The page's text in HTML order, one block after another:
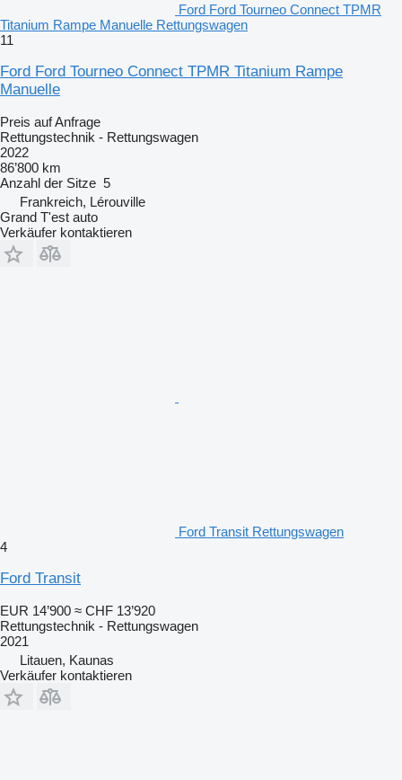
Ford Ford Tourneo Connect TPMR
Titanium Rampe Manuelle Rettungswagen
11
Ford Ford Tourneo Connect TPMR Titanium Rampe
Manuelle
Preis auf Anfrage
Rettungstechnik - Rettungswagen
2022
86’800 km
Anzahl der Sitze 5
Frankreich, Lérouville
Grand T'est auto
Verkäufer kontaktieren
Ford Transit Rettungswagen
4
Ford Transit
EUR 14’900 ≈ CHF 13’920
Rettungstechnik - Rettungswagen
2021
Litauen, Kaunas
Verkäufer kontaktieren